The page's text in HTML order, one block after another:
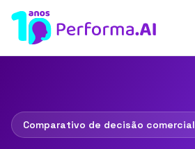
Comparativo de decisão comercial